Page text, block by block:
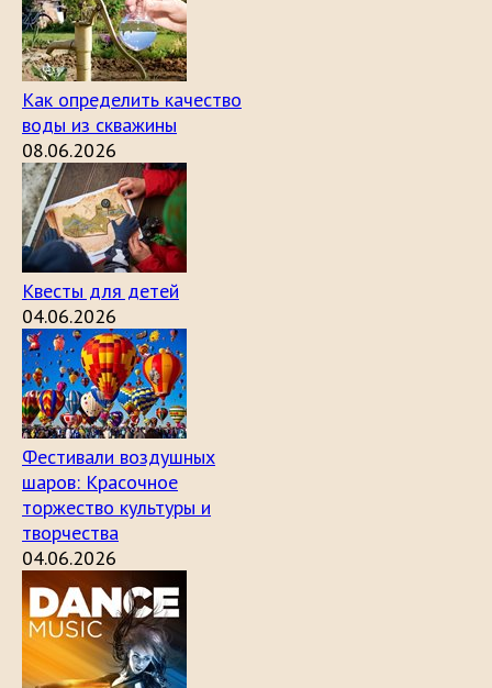
Как определить качество
воды из скважины
08.06.2026
Квесты для детей
04.06.2026
Фестивали воздушных
шаров: Красочное
торжество культуры и
творчества
04.06.2026